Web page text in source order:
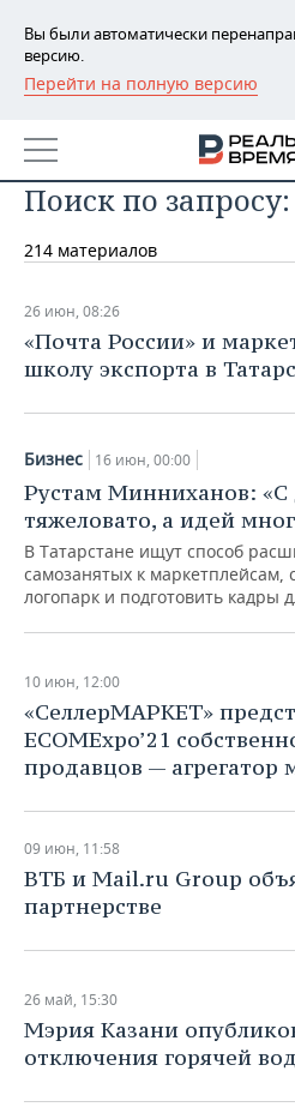
Вы были автоматически
версию.
Перейти на полную версию
РЕГИОНЫ
БАШКОРТОСТАН
ТАТАРСТАН
УДМУРТИЯ
НОВОСТИ
АНАЛИТИКА
НОВОСТИ АНАЛИТИКИ
ДЕКЛАРАЦИИ О ДОХОДАХ
КОРОЛИ ГОСЗАКАЗА ПФО
ВУЗЫ ТАТАРСТАНА
КОМУ ПРИНАДЛЕЖАТ
ТОРГОВЫЕ ЦЕНТРЫ
ТАТАРСТАНА
ЭКОНОМИКА
НОВОСТИ ЭКОНОМИКИ
ФИНАНСЫ
БАНКИ
БЮДЖЕТ
ИНВЕСТИЦИИ
ПРОМЫШЛЕННОСТЬ
НОВОСТИ
ПРОМЫШЛЕННОСТИ
МАШИНОСТРОЕНИЕ
НЕФТЕХИМИЯ
НЕФТЬ
ЭНЕРГЕТИКА
НЕДВИЖИМОСТЬ
НОВОСТИ НЕДВИЖИМОСТИ
АВТО
НОВОСТИ АВТО
БИЗНЕС
НОВОСТИ БИЗНЕСА
РОЗНИЧНАЯ ТОРГОВЛЯ
ТРАНСПОРТ
УСЛУГИ
ТЕХНОЛОГИИ
НОВОСТИ ТЕХНОЛОГИЙ
IT
МЕДИА
ТЕЛЕКОММУНИКАЦИИ
МЕРОПРИЯТИЯ
НОВОСТИ МЕРОПРИЯТИЙ
ВЫЕЗДНАЯ РЕДАКЦИЯ
БИЗНЕС-БРАНЧИ
ОТКРЫТАЯ ЛЕКЦИЯ
СПОРТ
НОВОСТИ СПОРТА
ФУТБОЛ
БАСКЕТБОЛ
ВОЛЕЙБОЛ
ФИГУРНОЕ КАТАНИЕ
ОБЩЕСТВО
НОВОСТИ ОБЩЕСТВА
ИНФРАСТРУКТУРА
ИСТОРИЯ
МЕДИЦИНА
ФОТОГАЛЕРЕЯ
СПРАВОЧНИК
СПИСОК ПЕРСОН
ПОЛНАЯ ВЕРСИЯ
Поиск по
214 материалов
26 июн, 08:26
«Почта России» и
школу экспорта в
Бизнес 16 июн, 00:00
Рустам Минниханов: «С
тяжеловато, а идей
В Татарстане ищут способ
самозанятых к маркетплейсам,
логопарк и подготовить кадры
10 июн, 12:00
«СеллерМАРКЕТ»
ECOMExpo’21
продавцов — агрегатор
09 июн, 11:58
ВТБ и Mail.ru Group
партнерстве
26 май, 15:30
Мэрия Казани
отключения горячей